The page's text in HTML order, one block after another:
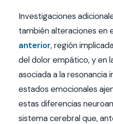
Investigaciones
también alteraciones en
anterior, región
del dolor empático, y en
asociada a la resonancia
estados emocionales
estas diferencias
sistema cerebral que,